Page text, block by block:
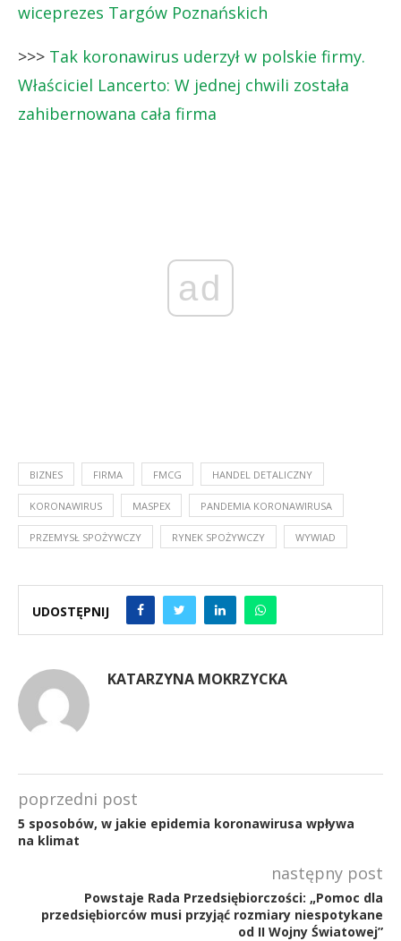
wiceprezes Targów Poznańskich
>>> Tak koronawirus uderzył w polskie firmy.
Właściciel Lancerto: W jednej chwili została
zahibernowana cała firma
ad
BIZNES FIRMA FMCG HANDEL DETALICZNY
KORONAWIRUS MASPEX PANDEMIA KORONAWIRUSA
PRZEMYSŁ SPOŻYWCZY RYNEK SPOŻYWCZY WYWIAD
UDOSTĘPNIJ
KATARZYNA MOKRZYCKA
poprzedni post
5 sposobów, w jakie epidemia koronawirusa wpływa
na klimat
następny post
Powstaje Rada Przedsiębiorczości: „Pomoc dla
przedsiębiorców musi przyjąć rozmiary niespotykane
od II Wojny Światowej”